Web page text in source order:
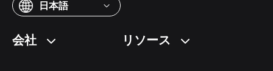
日本語
会社 リソース